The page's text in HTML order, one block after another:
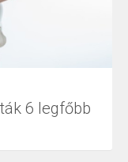
6 legfőbb